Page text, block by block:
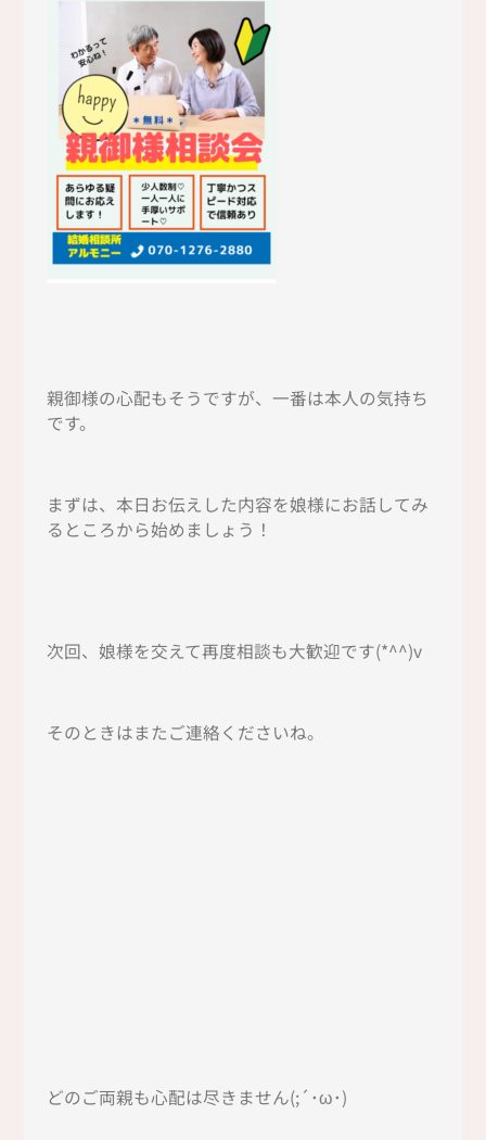
親御様の心配もそうですが、一番は本人の気持ち
です。
まずは、本日お伝えした内容を娘様にお話してみ
るところから始めましょう！
次回、娘様を交えて再度相談も大歓迎です(*^^)v
そのときはまたご連絡くださいね。
どのご両親も心配は尽きません(;´･ω･)